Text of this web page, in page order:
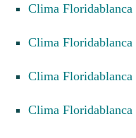
Clima
Clima
Clima
Clima